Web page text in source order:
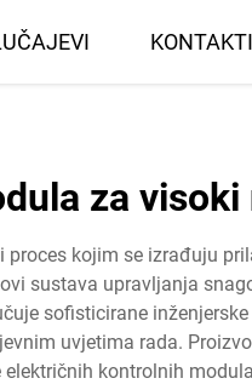
za visoki
kojim se izrađuju
sustava upravljanja
sofisticirane
uvjetima rada.
kontrolnih